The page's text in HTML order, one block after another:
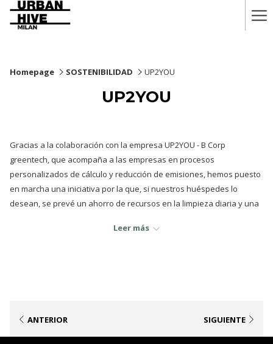
Homepage SOSTENIBILIDAD UP2YOU
UP2YOU
Gracias a la colaboración con la empresa UP2YOU - B Corp
greentech, que acompaña a las empresas en procesos
personalizados de cálculo y reducción de emisiones, hemos puesto
en marcha una iniciativa por la que, si nuestros huéspedes lo
desean, se prevé un ahorro de recursos en la limpieza diaria y una
Leer más
ANTERIOR SIGUIENTE